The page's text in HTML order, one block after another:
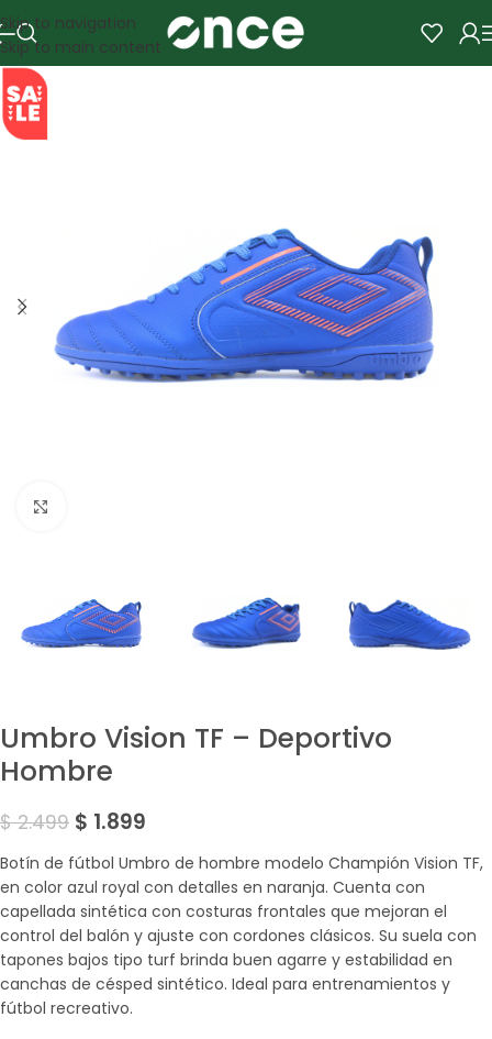
Skip to navigation
Skip to main content
SALE
Umbro Vision TF – Deportivo
Hombre
$2.499 $ 1.899
Botín de fútbol Umbro de hombre modelo Champión Vision TF,
en color azul royal con detalles en naranja. Cuenta con
capellada sintética con costuras frontales que mejoran el
control del balón y ajuste con cordones clásicos. Su suela con
tapones bajos tipo turf brinda buen agarre y estabilidad en
canchas de césped sintético. Ideal para entrenamientos y
fútbol recreativo.